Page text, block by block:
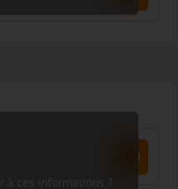
à ces informations ?